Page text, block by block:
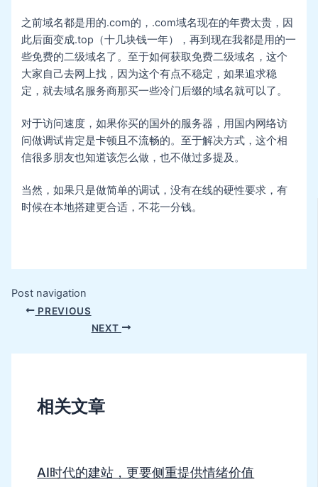
之前域名都是用的.com的，.com域名现在的年费太贵，因
此后面变成.top（十几块钱一年），再到现在我都是用的一
些免费的二级域名了。至于如何获取免费二级域名，这个
大家自己去网上找，因为这个有点不稳定，如果追求稳
定，就去域名服务商那买一些冷门后缀的域名就可以了。
对于访问速度，如果你买的国外的服务器，用国内网络访
问做调试肯定是卡顿且不流畅的。至于解决方式，这个相
信很多朋友也知道该怎么做，也不做过多提及。
当然，如果只是做简单的调试，没有在线的硬性要求，有
时候在本地搭建更合适，不花一分钱。
Post navigation
PREVIOUS
NEXT
相关文章
AI时代的建站，更要侧重提供情绪价值